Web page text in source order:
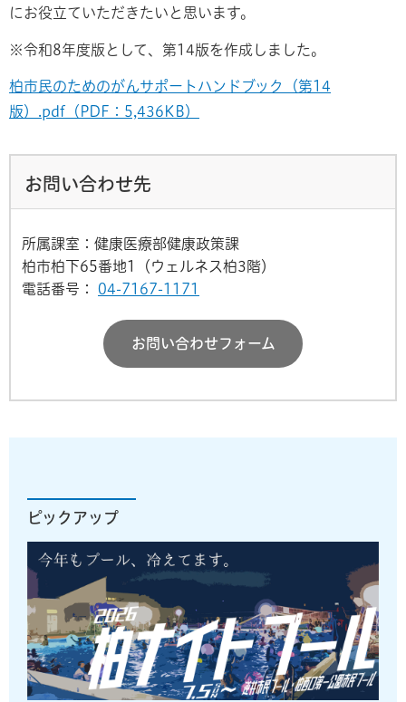
にお役立ていただきたいと思います。
※令和8年度版として、第14版を作成しました。
柏市民のためのがんサポートハンドブック（第14
版）.pdf（PDF：5,436KB）
お問い合わせ先
所属課室：健康医療部健康政策課
柏市柏下65番地1（ウェルネス柏3階）
電話番号：
04-7167-1171
お問い合わせフォーム
ピックアップ